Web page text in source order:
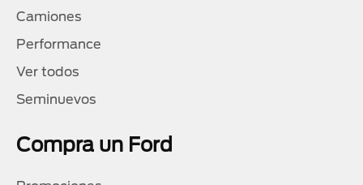
Camiones
Performance
Ver todos
Seminuevos
Compra un Ford